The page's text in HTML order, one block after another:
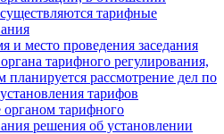
тарифные
и место проведения заседания
тарифного регулирования,
планируется рассмотрение дел по
тарифов
тарифного
решения об установлении